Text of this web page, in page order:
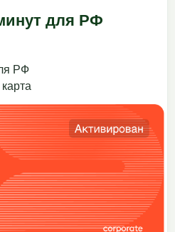
для РФ
РФ